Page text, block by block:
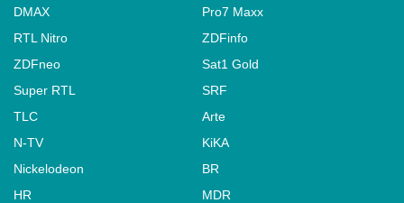
DMAX
Pro7 Maxx
RTL Nitro
ZDFinfo
ZDFneo
Sat1 Gold
Super RTL
SRF
TLC
Arte
N-TV
KiKA
Nickelodeon
BR
HR
MDR